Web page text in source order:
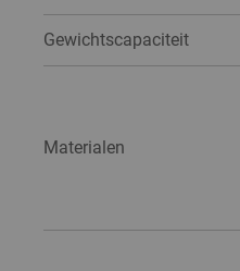
Gewichtscapaciteit
Materialen